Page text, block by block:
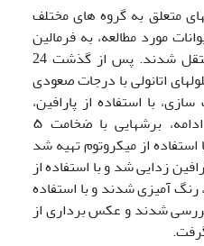
متعلق به گروه های مختلف
مورد مطالعه، به فرمالین
خنثی شده بافری ۱۰ درصد منتقل شدند. پس از گذشت 24
اتانولی با درجات صعودی
با استفاده از پارافین،
نمونه­ها قالب­گیری شدند. در ادامه، برش­هایی با ضخامت ۵
استفاده از میکروتوم تهیه شد
زدایی شد و با استفاده از
آمیزی شدند و با استفاده
شدند و عکس برداری از